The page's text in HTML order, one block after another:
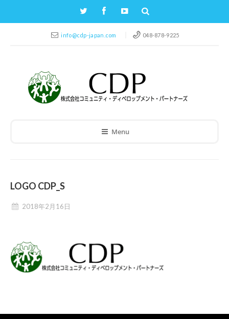
info@cdp-japan.com 048-878-9225
Menu
LOGO CDP_S
2018年2月16日